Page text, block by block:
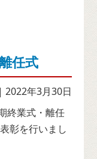
任式
年3月30日
終業式・離任
彰を行いまし